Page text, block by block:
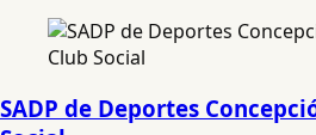
SADP de Deportes